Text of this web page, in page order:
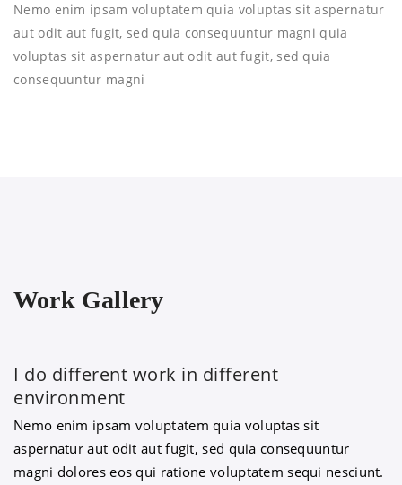
Nemo enim ipsam voluptatem quia voluptas sit aspernatur
aut odit aut fugit, sed quia consequuntur magni quia
voluptas sit aspernatur aut odit aut fugit, sed quia
consequuntur magni
Work Gallery
I do different work in different
environment
Nemo enim ipsam voluptatem quia voluptas sit
aspernatur aut odit aut fugit, sed quia consequuntur
magni dolores eos qui ratione voluptatem sequi nesciunt.